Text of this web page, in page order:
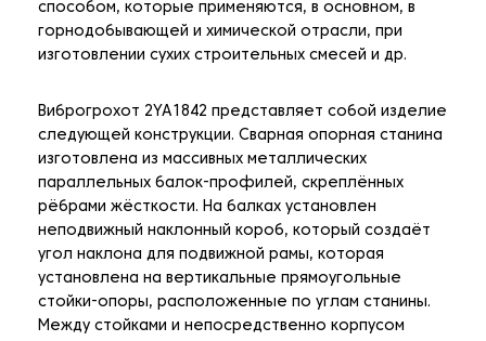
способом, которые применяются, в основном, в
горнодобывающей и химической отрасли, при
изготовлении сухих строительных смесей и др.
Виброгрохот 2YA1842 представляет собой изделие
следующей конструкции. Сварная опорная станина
изготовлена из массивных металлических
параллельных балок-профилей, скреплённых
рёбрами жёсткости. На балках установлен
неподвижный наклонный короб, который создаёт
угол наклона для подвижной рамы, которая
установлена на вертикальные прямоугольные
стойки-опоры, расположенные по углам станины.
Между стойками и непосредственно корпусом